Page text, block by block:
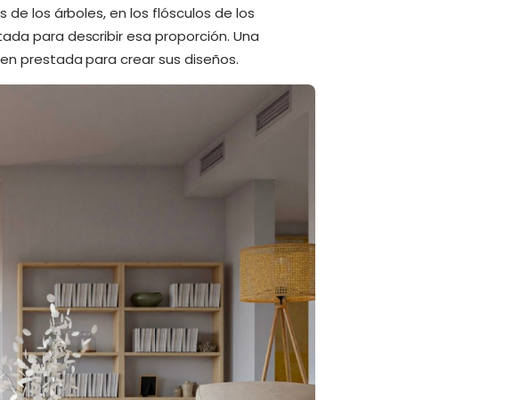
de los árboles, en los flósculos de los
para describir esa proporción. Una
prestada para crear sus diseños.